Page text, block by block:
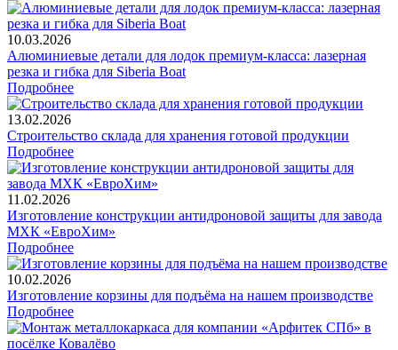
10.03.2026
Алюминиевые детали для лодок премиум-класса: лазерная
резка и гибка для Siberia Boat
Подробнее
13.02.2026
Строительство склада для хранения готовой продукции
Подробнее
11.02.2026
Изготовление конструкции антидроновой защиты для завода
МХК «ЕвроХим»
Подробнее
10.02.2026
Изготовление корзины для подъёма на нашем производстве
Подробнее